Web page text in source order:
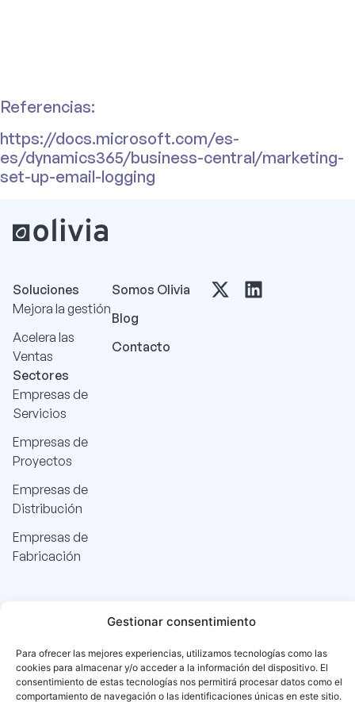
Gestionar consentimiento
Para ofrecer las mejores experiencias, utilizamos tecnologías como las
cookies para almacenar y/o acceder a la información del dispositivo. El
consentimiento de estas tecnologías nos permitirá procesar datos como el
comportamiento de navegación o las identificaciones únicas en este sitio.
Referencias:
https://docs.microsoft.com/es-
es/dynamics365/business-central/marketing-
set-up-email-logging
Soluciones
Mejora la gestión
Acelera las
Ventas
Sectores
Empresas de
Servicios
Empresas de
Proyectos
Empresas de
Distribución
Empresas de
Fabricación
Somos Olivia
Blog
Contacto